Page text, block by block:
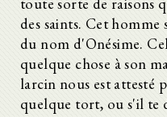
des saints. Cet homme
du nom d'Onésime.
quelque chose à son
larcin nous est attesté
quelque tort, ou s'il te